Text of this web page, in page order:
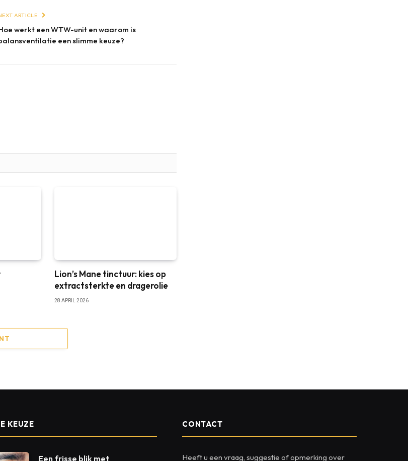
ARTICLE
werkt een WTW-unit en waarom is
een slimme keuze?
Lion’s Mane tinctuur: kies op
extractsterkte en dragerolie
28 APRIL 2026
KEUZE
Een frisse blik met
CONTACT
Heeft u een vraag, suggestie of opmerking over